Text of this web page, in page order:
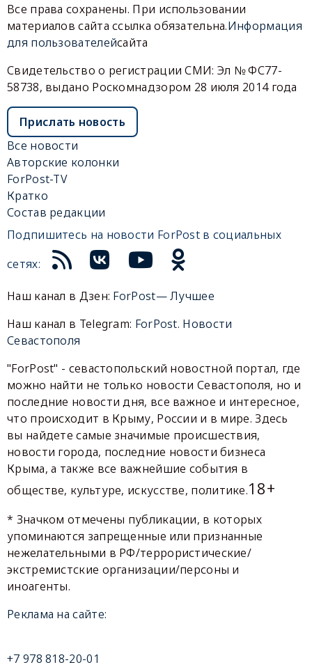
Все права сохранены. При использовании
материалов сайта ссылка обязательна.Информация
для пользователейсайта
Свидетельство о регистрации СМИ: Эл № ФС77-
58738, выдано Роскомнадзором 28 июля 2014 года
Прислать новость
Все новости
Авторские колонки
ForPost-TV
Кратко
Состав редакции
Подпишитесь на новости ForPost в социальных
сетях:
Наш канал в Дзен: ForPost— Лучшее
Наш канал в Telegram: ForPost. Новости
Севастополя
"ForPost" - севастопольский новостной портал, где
можно найти не только новости Севастополя, но и
последние новости дня, все важное и интересное,
что происходит в Крыму, России и в мире. Здесь
вы найдете самые значимые происшествия,
новости города, последние новости бизнеса
Крыма, а также все важнейшие события в
обществе, культуре, искусстве, политике.18+
* Значком отмечены публикации, в которых
упоминаются запрещенные или признанные
нежелательными в РФ/террористические/
экстремистские организации/персоны и
иноагенты.
Реклама на сайте:
+7 978 818-20-01